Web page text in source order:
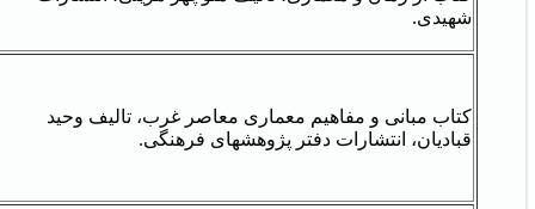
شهیدی.
کتاب مبانی و مفاهیم معماری معاصر غرب، تالیف وحید
قبادیان، انتشارات دفتر پژوهشهای فرهنگی.